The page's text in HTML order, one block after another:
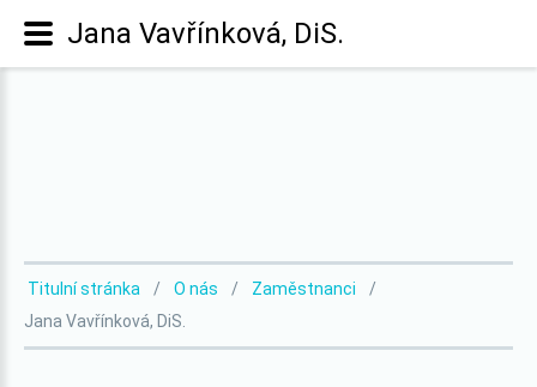
Titulní stránka O nás
Zaměstnanci
Jana Vavřínková, DiS.
Jana Vavřínková, DiS.